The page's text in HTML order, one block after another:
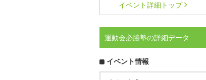
イベント詳細 トップ
運動会必勝塾の詳細データ
イベント情報